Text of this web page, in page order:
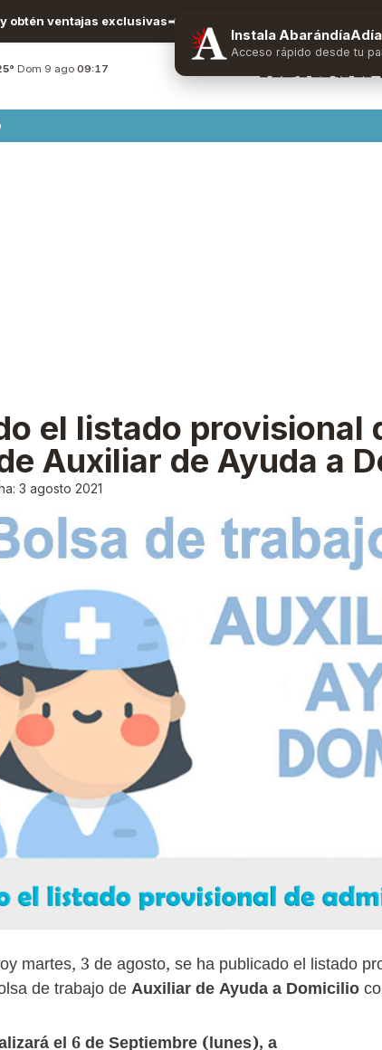
obtén ventajas exclusivas
·Dom 9 ago·09:17
el listado provisional
Auxiliar de Ayuda a
3 agosto 2021
martes, 3 de agosto, se ha publicado el listado
de trabajo deAuxiliar de Ayuda a Domicilio
Instala AbarándíaAdía
Acceso rápido desde tu